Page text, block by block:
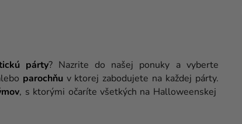
párty? Nazrite do našej ponuky a vyberte
parochňu v ktorej zabodujete na každej párty.
, s ktorými očaríte všetkých na Halloweenskej